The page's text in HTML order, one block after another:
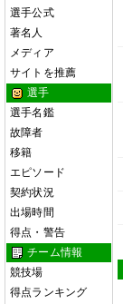
選手公式
著名人
メディア
サイトを推薦
選手
選手名鑑
故障者
移籍
エピソード
契約状況
出場時間
得点・警告
チーム情報
競技場
得点ランキング